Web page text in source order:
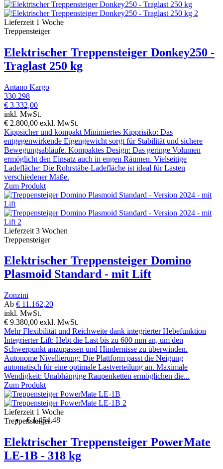
Lieferzeit 1 Woche
Treppensteiger
Elektrischer Treppensteiger Donkey250 -
Traglast 250 kg
Antano Kargo
330.298
€ 3.332,00
inkl. MwSt.
€ 2.800,00 exkl. MwSt.
Kippsicher und kompakt Minimiertes Kipprisiko: Das
entgegenwirkende Eigengewicht sorgt für Stabilität und sichere
Bewegungsabläufe. Kompaktes Design: Das geringe Volumen
ermöglicht den Einsatz auch in engen Räumen. Vielseitige
Ladefläche: Die Rohrstäbe-Ladefläche ist ideal für Lasten
verschiedener Maße.
Zum Produkt
Lieferzeit 3 Wochen
Treppensteiger
Elektrischer Treppensteiger Domino
Plasmoid Standard - mit Lift
Zonzini
Ab € 11.162,20
inkl. MwSt.
€ 9.380,00 exkl. MwSt.
Mehr Flexibilität und Reichweite dank integrierter Hebefunktion
Integrierter Lift: Hebt die Last bis zu 600 mm an, um den
Schwerpunkt anzupassen und Hindernisse zu überwinden.
Autonome Nivellierung: Die Plattform passt die Neigung
automatisch für eine optimale Lastverteilung an. Maximale
Wendigkeit: Unabhängige Raupenketten ermöglichen die...
Zum Produkt
-€ 1.454,48
Lieferzeit 1 Woche
Treppensteiger
Elektrischer Treppensteiger PowerMate
LE-1B - 318 kg